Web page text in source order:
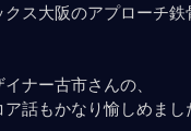
ス大阪のアプローチ鉄
ナー古市さんの、
話もかなり愉しめまし